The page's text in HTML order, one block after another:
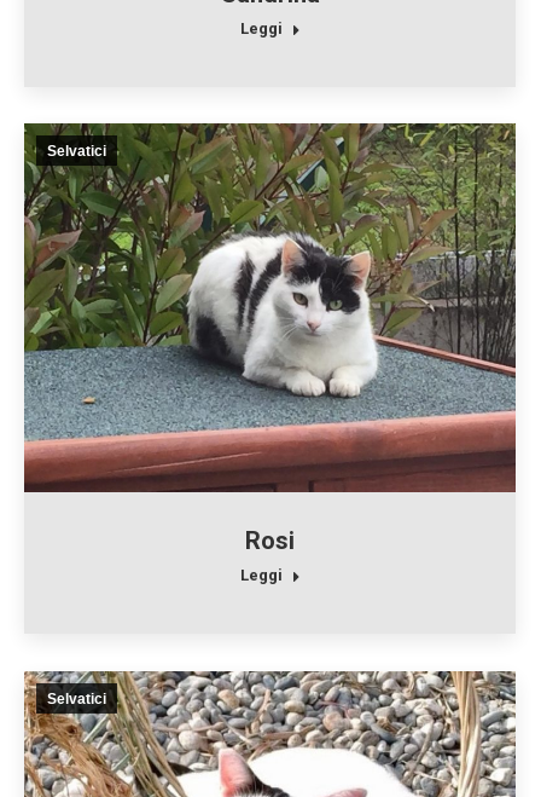
Leggi
Selvatici
Rosi
Leggi
Selvatici